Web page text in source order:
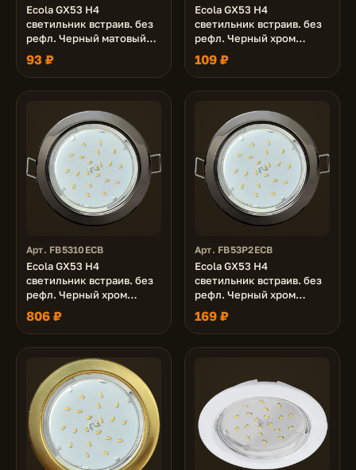
Ecola GX53 H4
светильник встраив. без
рефл. Черный матовый
38x106 (к+)
93 ₽
Ecola GX53 H4
светильник встраив. без
рефл. Черный хром
38x106 (к+)
109 ₽
Арт. FB5310ECB
Ecola GX53 H4
светильник встраив. без
рефл. Черный хром
38x106 - 10 pack (кd102)
806 ₽
Арт. FB53P2ECB
Ecola GX53 H4
светильник встраив. без
рефл. Черный хром
38x106 - 2pack (кd102)
169 ₽